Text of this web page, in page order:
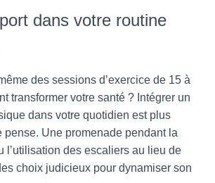
dans votre routine
des sessions d’exercice de 15 à
transformer votre santé ? Intégrer un
dans votre quotidien est plus
pense. Une promenade pendant la
l’utilisation des escaliers au lieu de
choix judicieux pour dynamiser son